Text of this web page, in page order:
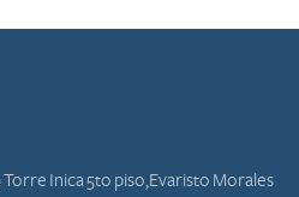
Inica 5to piso,Evaristo Morales